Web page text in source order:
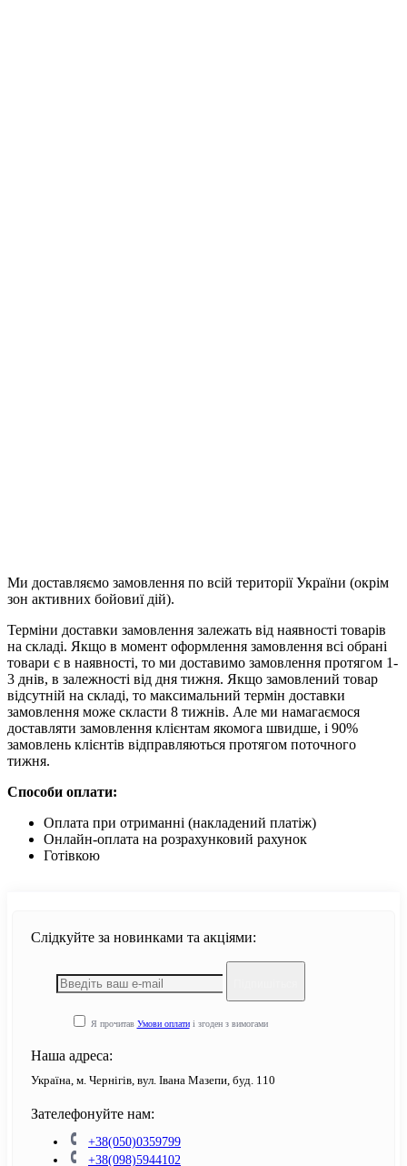
Ми доставляємо замовлення по всій території України (окрім
зон активних бойовиї дій).
Терміни доставки замовлення залежать від наявності товарів
на складі. Якщо в момент оформлення замовлення всі обрані
товари є в наявності, то ми доставимо замовлення протягом 1-
3 днів, в залежності від дня тижня. Якщо замовлений товар
відсутній на складі, то максимальний термін доставки
замовлення може скласти 8 тижнів. Але ми намагаємося
доставляти замовлення клієнтам якомога швидше, і 90%
замовлень клієнтів відправляються протягом поточного
тижня.
Способи оплати:
Оплата при отриманні (накладений платіж)
Онлайн-оплата на розрахунковий рахунок
Готівкою
Слідкуйте за новинками та акціями:
Я прочитав Умови оплатиі згоден з вимогами
Наша адреса:
Україна, м. Чернігів, вул. Івана Мазепи, буд. 110
Зателефонуйте нам:
+38(050)0359799
+38(098)5944102